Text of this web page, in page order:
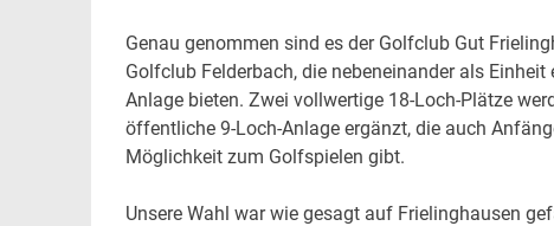
Genau genommen sind es der Golfclub Gut
Golfclub Felderbach, die nebeneinander als Einheit
Anlage bieten. Zwei vollwertige 18-Loch-Plätze
öffentliche 9-Loch-Anlage ergänzt, die auch
Möglichkeit zum Golfspielen gibt.
Unsere Wahl war wie gesagt auf Frielinghausen